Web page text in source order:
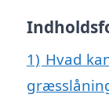
1) Hvad